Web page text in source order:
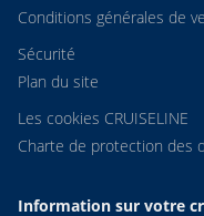
Conditions générales de
Sécurité
Plan du site
Les cookies CRUISELINE
Charte de protection des
Information sur votre